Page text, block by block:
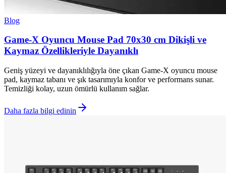
Blog
Game-X Oyuncu Mouse Pad 70x30 cm Dikişli ve
Kaymaz Özellikleriyle Dayanıklı
Geniş yüzeyi ve dayanıklılığıyla öne çıkan Game-X oyuncu mouse
pad, kaymaz tabanı ve şık tasarımıyla konfor ve performans sunar.
Temizliği kolay, uzun ömürlü kullanım sağlar.
Daha fazla bilgi edinin